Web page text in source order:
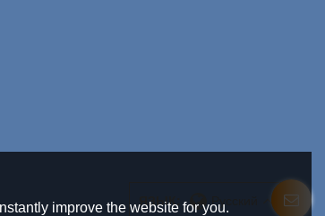
ЯЗЫК:
improve the website for you.